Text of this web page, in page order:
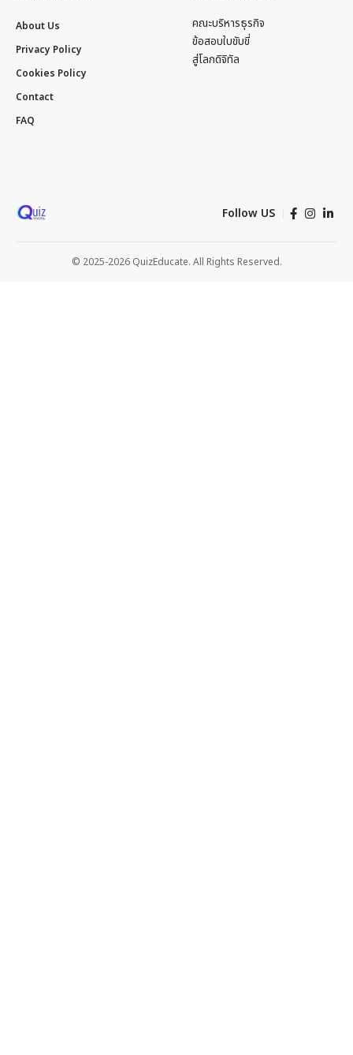
About Us
Privacy Policy
Cookies Policy
Contact
FAQ
คณะบริหารธุรกิจ
ข้อสอบใบขับขี่
สู่โลกดิจิทัล
Follow US
© 2025-2026 QuizEducate. All Rights Reserved.